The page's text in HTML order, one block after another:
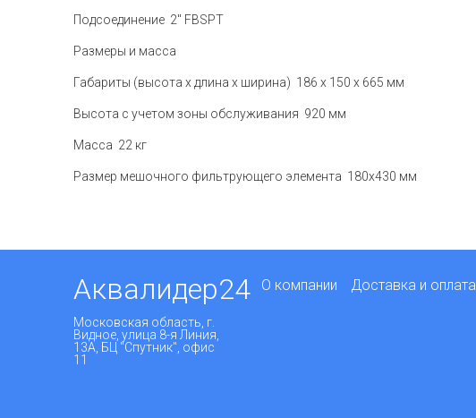
Подсоединение 2" FBSPT
Размеры и масса
Габариты (высота х длина х ширина) 186 х 150 х 665 мм
Высота с учетом зоны обслуживания 920 мм
Масса 22 кг
Размер мешочного фильтрующего элемента 180х430 мм
Аквалидер24
Московская область, г.
Видное, улица 8-я Линия,
13А, БЦ "Спутник", офис
11
О компании Доставка и оплата